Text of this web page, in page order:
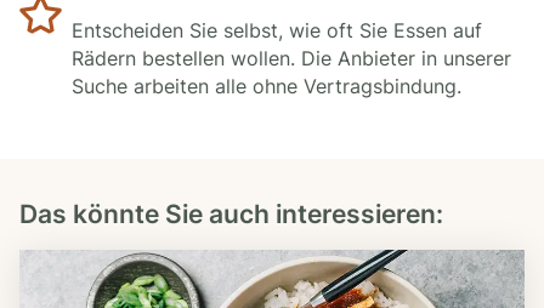
Entscheiden Sie selbst, wie oft Sie Essen auf
Rädern bestellen wollen. Die Anbieter in unserer
Suche arbeiten alle ohne Vertragsbindung.
Das könnte Sie auch interessieren: